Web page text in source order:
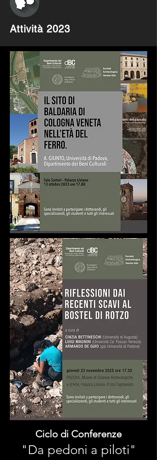
Attività 2023
Ciclo di Conferenze
"Da pedoni a piloti"